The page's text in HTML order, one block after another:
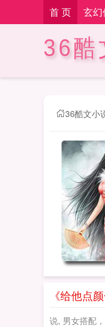
首 页 玄
36酷
36酷文小
《给他点
说, 男女搭配